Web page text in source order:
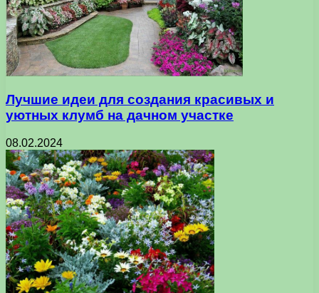
Лучшие идеи для создания красивых и
уютных клумб на дачном участке
08.02.2024